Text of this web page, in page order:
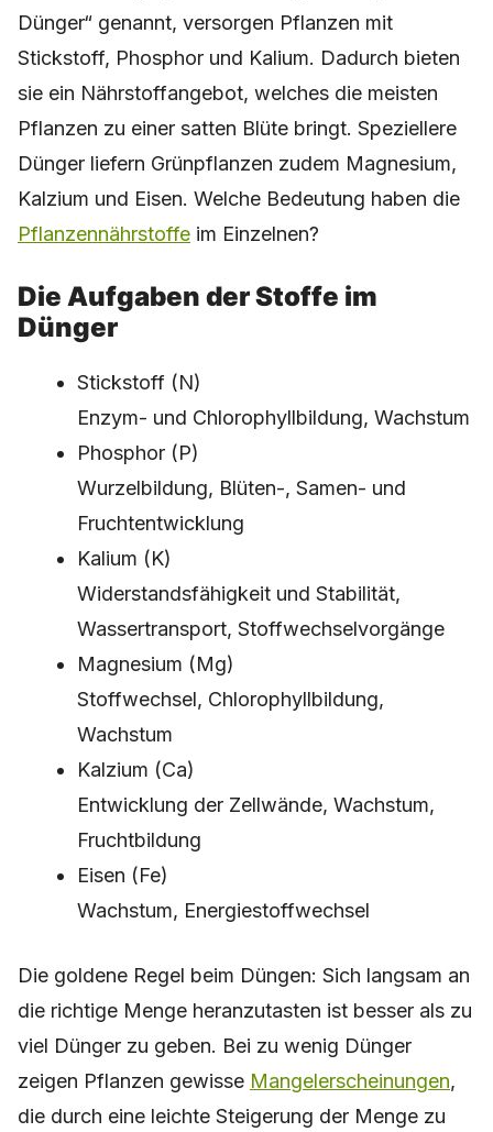
Dünger“ genannt, versorgen Pflanzen mit
Stickstoff, Phosphor und Kalium. Dadurch bieten
sie ein Nährstoffangebot, welches die meisten
Pflanzen zu einer satten Blüte bringt. Speziellere
Dünger liefern Grünpflanzen zudem Magnesium,
Kalzium und Eisen. Welche Bedeutung haben die
Pflanzennährstoffe im Einzelnen?
Die Aufgaben der Stoffe im
Dünger
Stickstoff (N)
Enzym- und Chlorophyllbildung, Wachstum
Phosphor (P)
Wurzelbildung, Blüten-, Samen- und
Fruchtentwicklung
Kalium (K)
Widerstandsfähigkeit und Stabilität,
Wassertransport, Stoffwechselvorgänge
Magnesium (Mg)
Stoffwechsel, Chlorophyllbildung,
Wachstum
Kalzium (Ca)
Entwicklung der Zellwände, Wachstum,
Fruchtbildung
Eisen (Fe)
Wachstum, Energiestoffwechsel
Die goldene Regel beim Düngen: Sich langsam an
die richtige Menge heranzutasten ist besser als zu
viel Dünger zu geben. Bei zu wenig Dünger
zeigen Pflanzen gewisse Mangelerscheinungen,
die durch eine leichte Steigerung der Menge zu